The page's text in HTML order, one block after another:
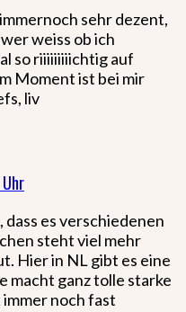
sehr dezent,
weiss ob ich
so riiiiiiiiichtig auf
Moment ist bei mir
liv
dass es verschiedenen
steht viel mehr
Hier in NL gibt es eine
macht ganz tolle starke
immer noch fast